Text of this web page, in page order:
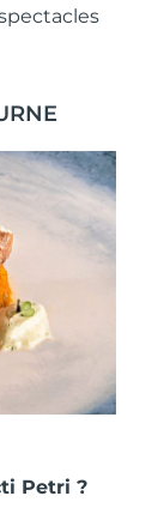
Petri ?